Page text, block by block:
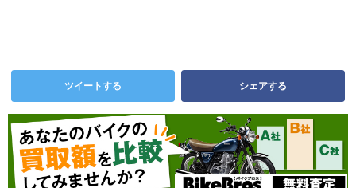
ツイートする シェアする